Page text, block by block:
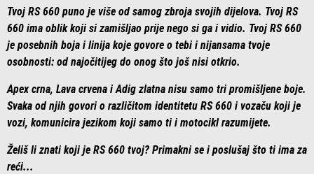
Tvoj RS 660 puno je više od samog zbroja svojih dijelova. Tvoj RS
660 ima oblik koji si zamišljao prije nego si ga i vidio. Tvoj RS 660
je posebnih boja i linija koje govore o tebi i nijansama tvoje
osobnosti: od najočitijeg do onog što još nisi otkrio.
Apex crna, Lava crvena i Adig zlatna nisu samo tri promišljene boje.
Svaka od njih govori o različitom identitetu RS 660 i vozaču koji je
vozi, komunicira jezikom koji samo ti i motocikl razumijete.
Želiš li znati koji je RS 660 tvoj? Primakni se i poslušaj što ti ima za
reći...